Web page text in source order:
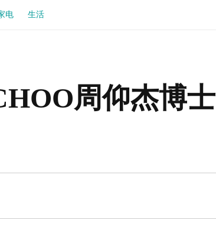
电 生活
周仰杰博士